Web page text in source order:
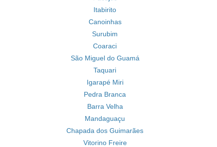
Itabirito
Canoinhas
Surubim
Coaraci
São Miguel do Guamá
Taquari
Igarapé Miri
Pedra Branca
Barra Velha
Mandaguaçu
Chapada dos Guimarães
Vitorino Freire